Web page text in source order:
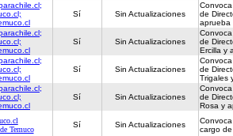
Sí Sin Actualizaciones
de
aprueba
Sí Sin Actualizaciones
de
Ercilla y
Sí Sin Actualizaciones
de
Trigales
Sí Sin Actualizaciones
de
Rosa y
Temuco
Sí Sin Actualizaciones
cargo